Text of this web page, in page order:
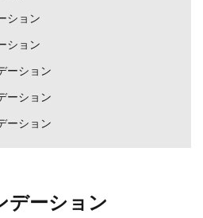
ション
ション
ーション
ーション
ーション
デーション